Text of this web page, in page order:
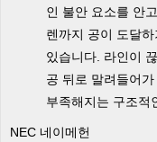
인 불안 요소를 안
렌까지 공이 도달
있습니다. 라인이
공 뒤로 말려들어
부족해지는 구조적
NEC 네이메헌